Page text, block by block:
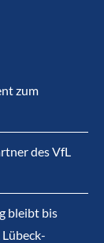
zum
des VfL
bleibt bis